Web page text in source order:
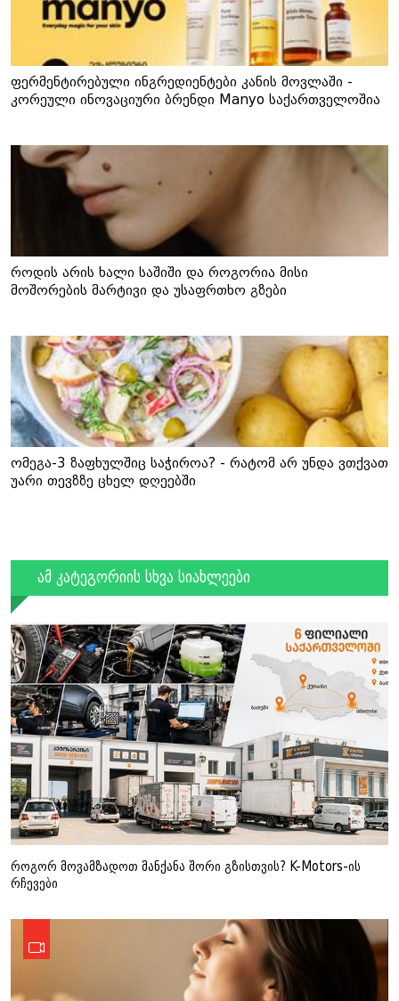
ფერმენტირებული ინგრედიენტები კანის მოვლაში -
კორეული ინოვაციური ბრენდი Manyo საქართველოშია
როდის არის ხალი საშიში და როგორია მისი
მოშორების მარტივი და უსაფრთხო გზები
ომეგა-3 ზაფხულშიც საჭიროა? - რატომ არ უნდა ვთქვათ
უარი თევზზე ცხელ დღეებში
ამ კატეგორიის სხვა სიახლეები
როგორ მოვამზადოთ მანქანა შორი გზისთვის? K-Motors-ის
რჩევები